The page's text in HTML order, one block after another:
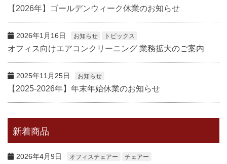
【2026年】ゴールデンウィーク休業のお知らせ
2026年1月16日 お知らせ トピックス
オフィス向けエアコンクリーニング 業務拡大のご案内
2025年11月25日 お知らせ
【2025-2026年】年末年始休業のお知らせ
新着商品
2026年4月9日 オフィスチェアー チェアー